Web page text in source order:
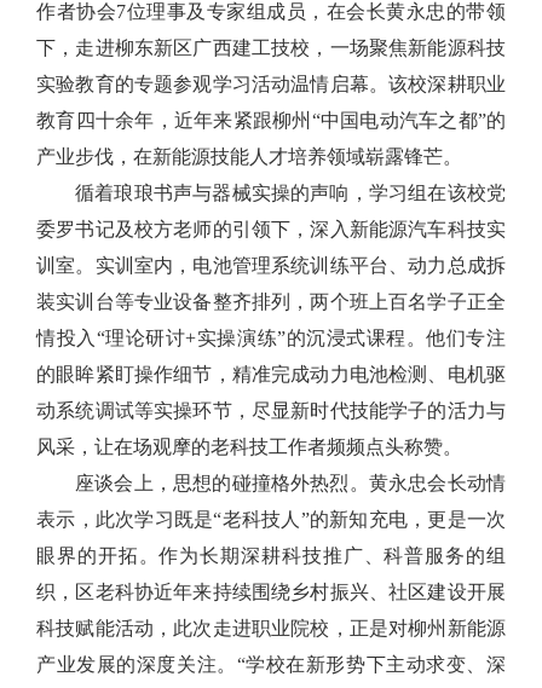
互动回应
数据专题
作者协会7位理事及专家组成员，在会长黄永忠的带领
下，走进柳东新区广西建工技校，一场聚焦新能源科技
实验教育的专题参观学习活动温情启幕。该校深耕职业
教育四十余年，近年来紧跟柳州“中国电动汽车之都”的
产业步伐，在新能源技能人才培养领域崭露锋芒。
循着琅琅书声与器械实操的声响，学习组在该校党
委罗书记及校方老师的引领下，深入新能源汽车科技实
训室。实训室内，电池管理系统训练平台、动力总成拆
装实训台等专业设备整齐排列，两个班上百名学子正全
情投入“理论研讨+实操演练”的沉浸式课程。他们专注
的眼眸紧盯操作细节，精准完成动力电池检测、电机驱
动系统调试等实操环节，尽显新时代技能学子的活力与
风采，让在场观摩的老科技工作者频频点头称赞。
座谈会上，思想的碰撞格外热烈。黄永忠会长动情
表示，此次学习既是“老科技人”的新知充电，更是一次
眼界的开拓。作为长期深耕科技推广、科普服务的组
织，区老科协近年来持续围绕乡村振兴、社区建设开展
科技赋能活动，此次走进职业院校，正是对柳州新能源
产业发展的深度关注。“学校在新形势下主动求变、深